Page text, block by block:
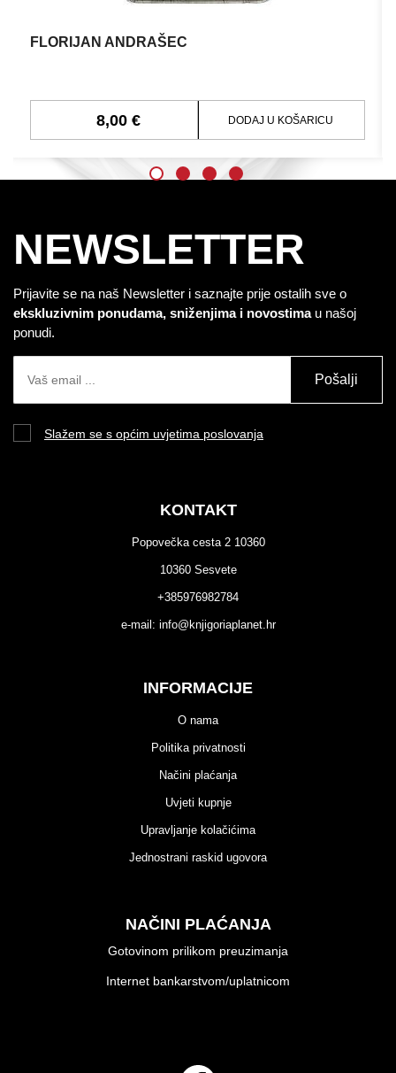
FLORIJAN ANDRAŠEC
8,00 € DODAJ U KOŠARICU
NEWSLETTER
Prijavite se na naš Newsletter i saznajte prije ostalih sve o
ekskluzivnim ponudama, sniženjima i novostimau našoj
ponudi.
Pošalji
Slažem se s općim uvjetima poslovanja
KONTAKT
Popovečka cesta 2 10360
10360 Sesvete
+385976982784
e-mail: info@knjigoriaplanet.hr
INFORMACIJE
O nama
Politika privatnosti
Načini plaćanja
Uvjeti kupnje
Upravljanje kolačićima
Jednostrani raskid ugovora
NAČINI PLAĆANJA
Gotovinom prilikom preuzimanja
Internet bankarstvom/uplatnicom